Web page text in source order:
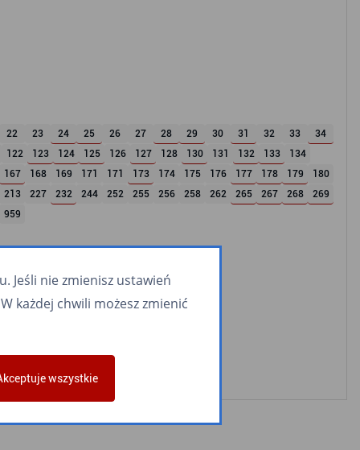
22 23 24 25 26 27 28 29 30 31 32 33
34
122 123 124 125 126 127 128 130 131 132 133
134
167 168 169 171 171 173 174 175 176 177 178 179
180
213 227 232 244 252 255 256 258 262 265 267 268
269
959
Jeśli nie zmienisz ustawień
każdej chwili możesz zmienić
wszystkie